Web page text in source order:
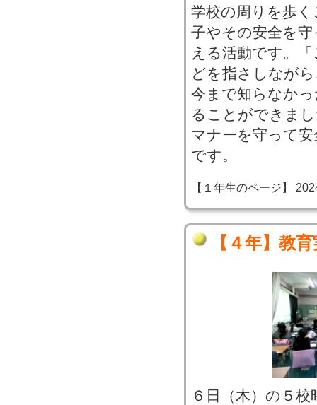
学校の周りを歩
子やその安全を
える活動です。
どを指さしなが
今まで知らなか
ることができま
マナーを守って
です。
【１年生のページ】
【４年】教
６日（木）の５